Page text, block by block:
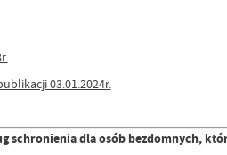
03.01.2024r.
schronienia dla osób